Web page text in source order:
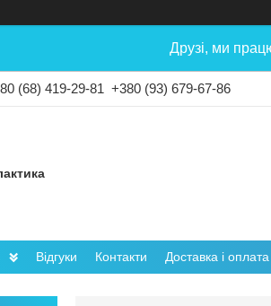
Друзі, ми
(68) 419-29-81 +380 (93) 679-67-86
Відгуки Контакти Доставка і оплата